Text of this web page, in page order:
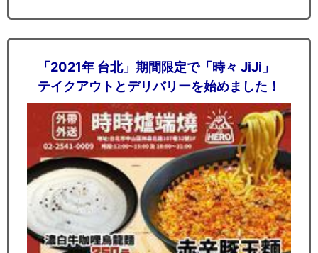
「2021年 台北」期間限定で「時々 JiJi」
テイクアウトとデリバリーを始めました！